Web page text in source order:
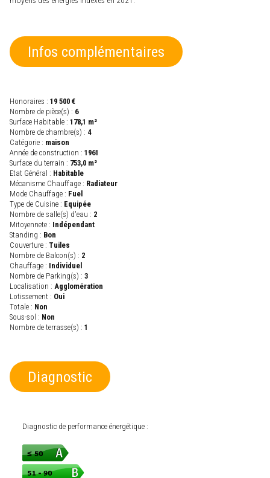
Infos complémentaires
Honoraires : 19 500 €
Nombre de pièce(s) : 6
Surface Habitable : 178,1 m²
Nombre de chambre(s) : 4
Catégorie : maison
Année de construction : 1961
Surface du terrain : 753,0 m²
Etat Général : Habitable
Mécanisme Chauffage : Radiateur
Mode Chauffage : Fuel
Type de Cuisine : Equipée
Nombre de salle(s) d'eau : 2
Mitoyennete : Indépendant
Standing : Bon
Couverture : Tuiles
Nombre de Balcon(s) : 2
Chauffage : Individuel
Nombre de Parking(s) : 3
Localisation : Agglomération
Lotissement : Oui
Totale : Non
Sous-sol : Non
Nombre de terrasse(s) : 1
Diagnostic
Diagnostic de performance énergétique :